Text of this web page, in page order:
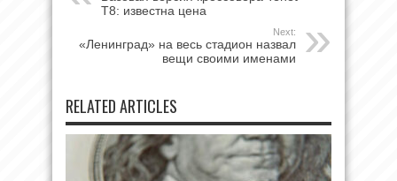
T8: известна цена
Next:
«Ленинград» на весь стадион назвал
вещи своими именами
RELATED ARTICLES